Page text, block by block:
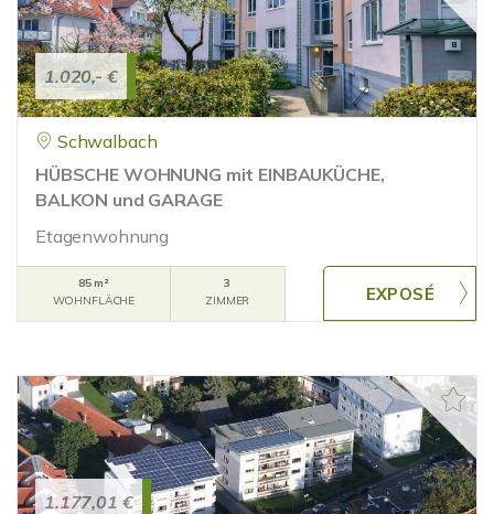
1.020,- €
Schwalbach
HÜBSCHE WOHNUNG mit EINBAUKÜCHE,
BALKON und GARAGE
Etagenwohnung
85 m²
WOHNFLÄCHE
3
ZIMMER
1.177,01 €